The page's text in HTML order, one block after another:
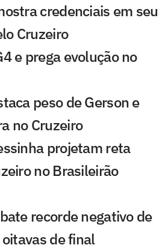
credenciais em seu
Cruzeiro
e prega evolução no
peso de Gerson e
no Cruzeiro
projetam reta
no Brasileirão
recorde negativo de
de final